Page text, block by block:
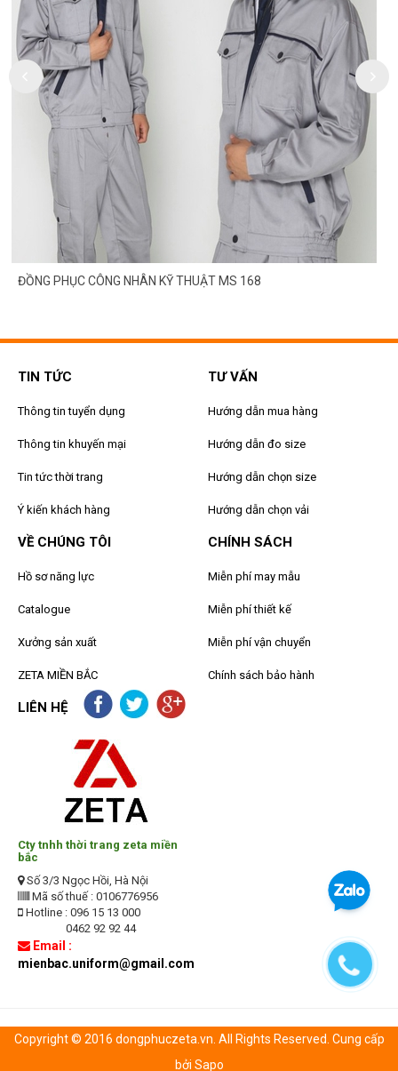
ĐỒNG PHỤC CÔNG NHÂN KỸ THUẬT MS 168
TIN TỨC
Thông tin tuyển dụng
Thông tin khuyến mại
Tin tức thời trang
Ý kiến khách hàng
TƯ VẤN
Hướng dẫn mua hàng
Hướng dẫn đo size
Hướng dẫn chọn size
Hướng dẫn chọn vải
VỀ CHÚNG TÔI
Hồ sơ năng lực
Catalogue
Xưởng sản xuất
ZETA MIỀN BẮC
CHÍNH SÁCH
Miễn phí may mẫu
Miễn phí thiết kế
Miễn phí vận chuyển
Chính sách bảo hành
LIÊN HỆ
Cty tnhh thời trang zeta miền
bắc
Số 3/3 Ngọc Hồi, Hà Nội
Mã số thuế : 0106776956
Hotline : 096 15 13 000
0462 92 92 44
Email :
mienbac.uniform@gmail.com
Copyright © 2016 dongphuczeta.vn. All Rights Reserved. Cung cấp
bởi Sapo